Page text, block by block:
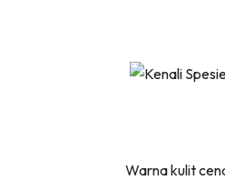
Warna kulit